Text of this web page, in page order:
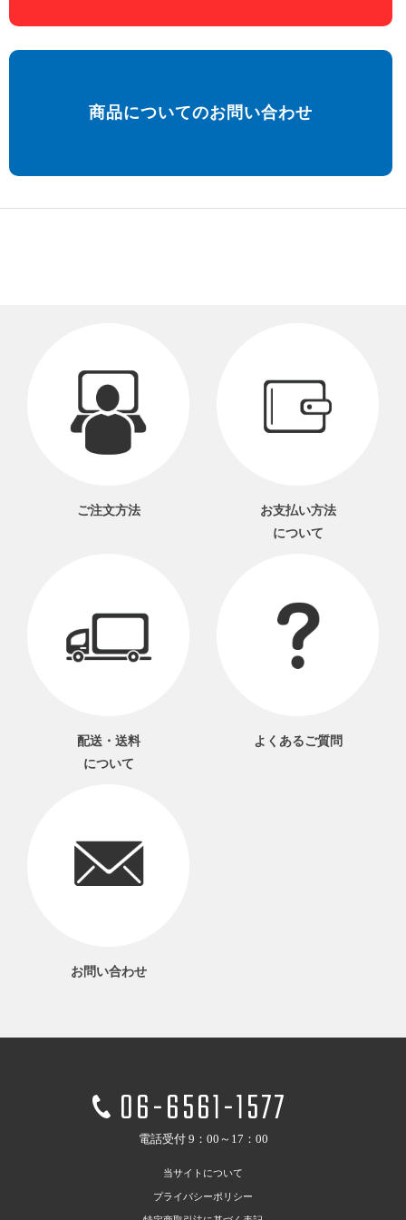
商品についてのお問い合わせ
ご注文方法
お支払い方法
について
配送・送料
について
よくあるご質問
お問い合わせ
06-6561-1577
電話受付 9：00～17：00
当サイトについて
プライバシーポリシー